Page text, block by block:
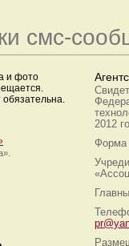
смс-
и фото
обязательна.
2012
Форма